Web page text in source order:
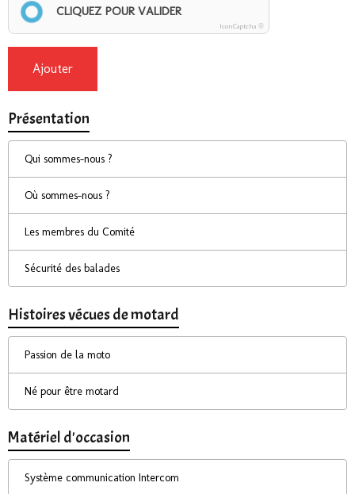
CLIQUEZ POUR VALIDER
IconCaptcha ©
Ajouter
Présentation
Qui sommes-nous ?
Où sommes-nous ?
Les membres du Comité
Sécurité des balades
Histoires vécues de motard
Passion de la moto
Né pour être motard
Matériel d'occasion
Système communication Intercom